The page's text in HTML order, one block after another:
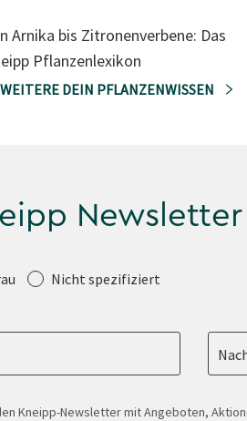
Arnika bis Zitronenverbene: Das
Pflanzenlexikon
DEIN PFLANZENWISSEN
Newsletter
Nicht spezifiziert
Kneipp-Newsletter mit Angeboten,